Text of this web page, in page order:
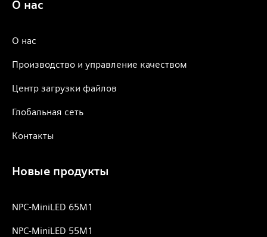
О нас
О нас
Производство и управление качеством
Центр загрузки файлов
Глобальная сеть
Контакты
Новые продукты
NPC-MiniLED 65M1
NPC-MiniLED 55M1